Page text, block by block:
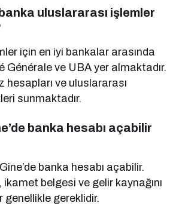
uluslararası işlemler
için en iyi bankalar arasında
Générale ve UBA yer almaktadır.
hesapları ve uluslararası
sunmaktadır.
banka hesabı açabilir
banka hesabı açabilir.
belgesi ve gelir kaynağını
gereklidir.